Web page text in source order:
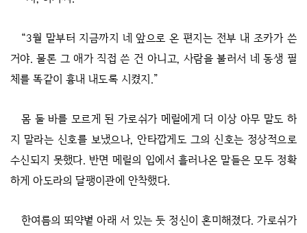
“3월 말부터 지금까지 네 앞으로 온 편지는 전부 내 조카가 쓴
거야. 물론 그 애가 직접 쓴 건 아니고, 사람을 불러서 네 동생 필
체를 똑같이 흉내 내도록 시켰지.”
몸 둘 바를 모르게 된 가로쉬가 메릴에게 더 이상 아무 말도 하
지 말라는 신호를 보냈으나, 안타깝게도 그의 신호는 정상적으로
수신되지 못했다. 반면 메릴의 입에서 흘러나온 말들은 모두 정확
하게 아도라의 달팽이관에 안착했다.
한여름의 뙤약볕 아래 서 있는 듯 정신이 혼미해졌다. 가로쉬가